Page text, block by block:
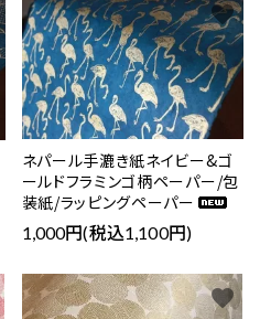
ネパール手漉き紙ネイビー&ゴ
ールドフラミンゴ柄ペーパー/包
装紙/ラッピングペーパー
1,000円(税込1,100円)
favorite
favorite